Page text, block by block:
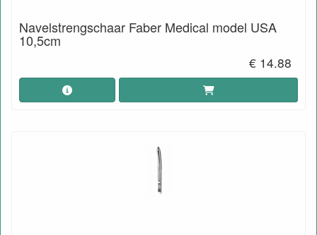
Navelstrengschaar Faber Medical model USA
10,5cm
€ 14.88